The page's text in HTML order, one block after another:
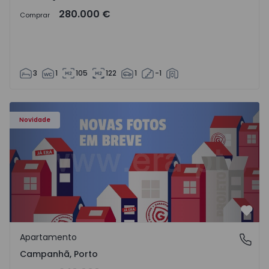
Comprar 280.000 €
3 1 105 122 1 -1
Novidade
Apartamento T3 Porto, Campanhã - 1575504 - 1
Campanhã, Porto
Apartamento
Campanhã, Porto